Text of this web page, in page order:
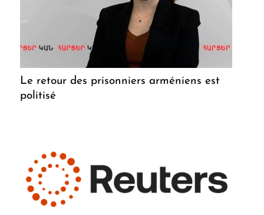
Le retour des prisonniers arméniens est
politisé